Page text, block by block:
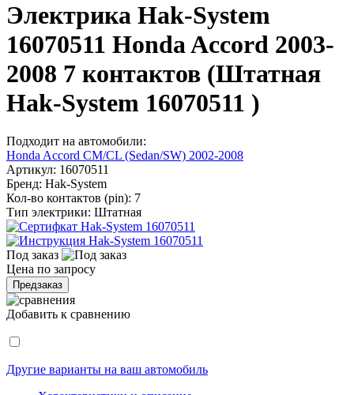
Электрика Hak-System
16070511 Honda Accord 2003-
2008 7 контактов (Штатная
Hak-System 16070511 )
Подходит на автомобили:
Honda Accord CM/CL (Sedan/SW) 2002-2008
Артикул: 16070511
Бренд: Hak-System
Кол-во контактов (pin): 7
Тип электрики: Штатная
Под заказ
Цена по запросу
Предзаказ
Добавить к сравнению
Другие варианты на ваш автомобиль